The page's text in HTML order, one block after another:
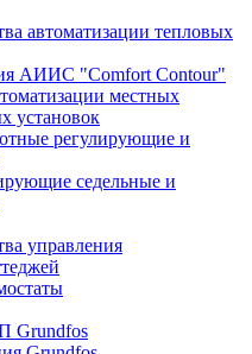
автоматизации тепловых
АИИС "Comfort Contour"
местных
установок
регулирующие и
седельные и
управления
Grundfos